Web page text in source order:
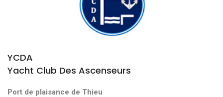
YCDA
Yacht Club Des Ascenseurs
Port de plaisance de Thieu